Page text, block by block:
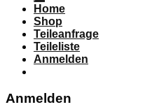
Home
Shop
Teileanfrage
Teileliste
Anmelden
Anmelden